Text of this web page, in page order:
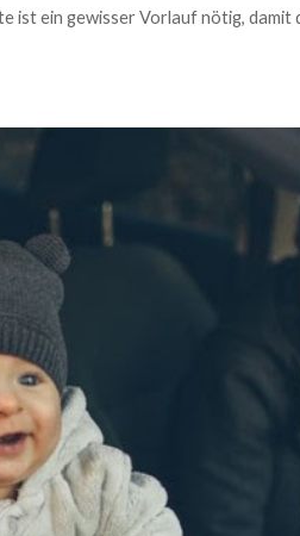
ein gewisser Vorlauf nötig, damit